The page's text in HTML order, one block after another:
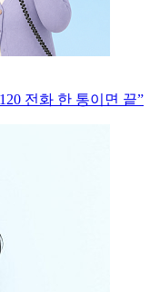
전화 한 통이면 끝”